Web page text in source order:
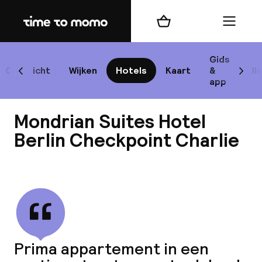
Home
Overzicht Wijken Hotels Kaart
Gids
&
app
Scroll naar links
Winkelmand Menu
Mondrian Suites Hotel
Berlin Checkpoint Charlie
Prima appartement in een